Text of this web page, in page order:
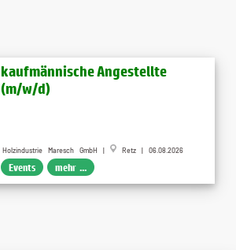
kaufmännische Angestellte
(m/w/d)
Holzindustrie Maresch GmbH | Retz | 06.08.2026
Events mehr ...